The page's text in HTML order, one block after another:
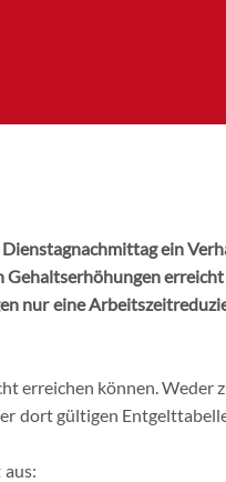
ein
nur eine
erreichen können. Weder
dort gültigen